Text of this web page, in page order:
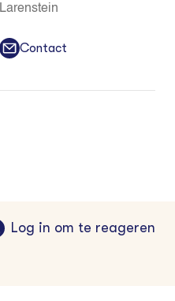
Larenstein
Contact
Log in om te reageren